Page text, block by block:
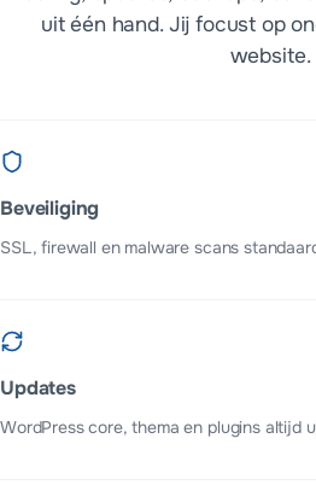
uit één hand. Jij focust op
website.
Beveiliging
SSL, firewall en malware scans
Updates
WordPress core, thema en plugins altijd